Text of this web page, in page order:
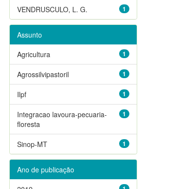
1
VENDRUSCULO, L. G.
Assunto
1
Agricultura
1
Agrossilvipastoril
1
Ilpf
1
Integracao lavoura-pecuaria-
floresta
1
Sinop-MT
Ano de publicação